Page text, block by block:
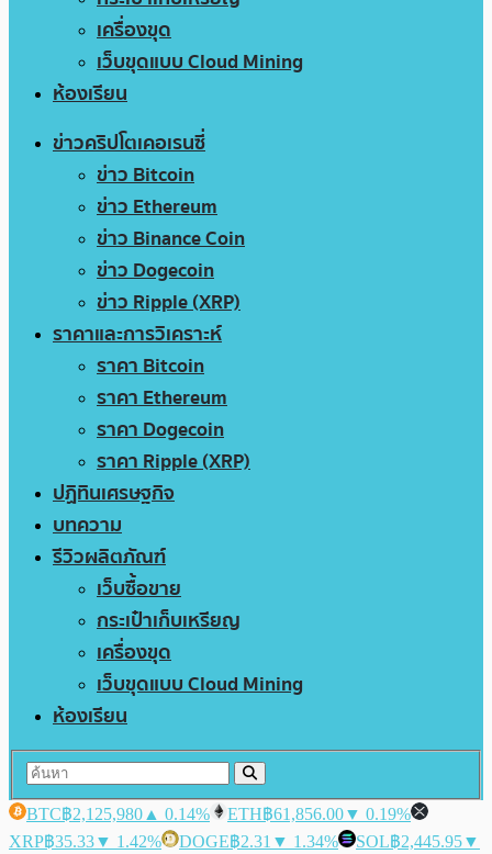
เครื่องขุด
เว็บขุดแบบ Cloud Mining
ห้องเรียน
ข่าวคริปโตเคอเรนซี่
ข่าว Bitcoin
ข่าว Ethereum
ข่าว Binance Coin
ข่าว Dogecoin
ข่าว Ripple (XRP)
ราคาและการวิเคราะห์
ราคา Bitcoin
ราคา Ethereum
ราคา Dogecoin
ราคา Ripple (XRP)
ปฏิทินเศรษฐกิจ
บทความ
รีวิวผลิตภัณฑ์
เว็บซื้อขาย
กระเป๋าเก็บเหรียญ
เครื่องขุด
เว็บขุดแบบ Cloud Mining
ห้องเรียน
BTC฿2,125,980 ▲ 0.14% ETH฿61,856.00▼ 0.19%
XRP฿35.33▼ 1.42% DOGE฿2.31 ▼ 1.34% SOL฿2,445.95▼